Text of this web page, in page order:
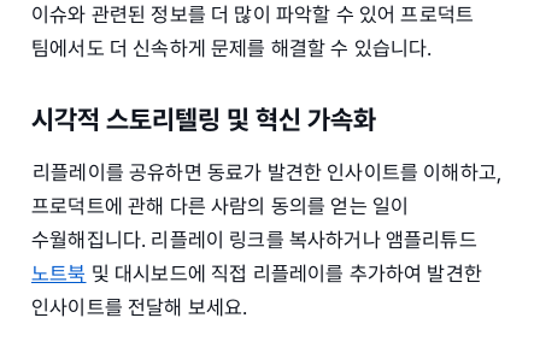
이슈와 관련된 정보를 더 많이 파악할 수 있어 프로덕트
팀에서도 더 신속하게 문제를 해결할 수 있습니다.
시각적 스토리텔링 및 혁신 가속화
리플레이를 공유하면 동료가 발견한 인사이트를 이해하고,
프로덕트에 관해 다른 사람의 동의를 얻는 일이
수월해집니다. 리플레이 링크를 복사하거나 앰플리튜드
노트북 및 대시보드에 직접 리플레이를 추가하여 발견한
인사이트를 전달해 보세요.